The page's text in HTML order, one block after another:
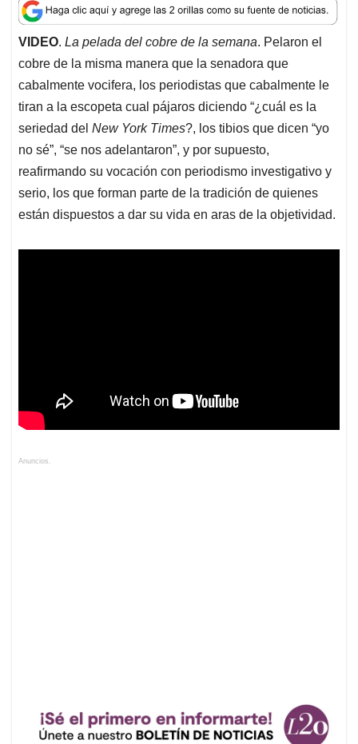
a
t
s
A
p
p
c
e
b
o
o
k
n
k
e
d
I
n
a
i
l
r
e
a
d
s
VIDEO. La pelada del cobre de la semana. Pelaron el
cobre de la misma manera que la senadora que
cabalmente vocifera, los periodistas que cabalmente le
tiran a la escopeta cual pájaros diciendo “¿cuál es la
seriedad del New York Times?, los tibios que dicen “yo
no sé”, “se nos adelantaron”, y por supuesto,
reafirmando su vocación con periodismo investigativo y
serio, los que forman parte de la tradición de quienes
están dispuestos a dar su vida en aras de la objetividad.
Anuncios.